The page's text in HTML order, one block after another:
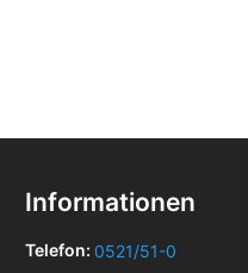
Informationen
Telefon: 0521/51-0